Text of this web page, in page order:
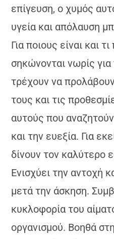
επίγευση, ο χυμός
υγεία και απόλαυση
Για ποιους είναι και
σηκώνονται νωρίς
τρέχουν να
τους και τις
αυτούς που
και την ευεξία. Για
δίνουν τον καλύτερο
Ενισχύει την αντοχή
μετά την άσκηση.
κυκλοφορία του
οργανισμού. Βοηθά